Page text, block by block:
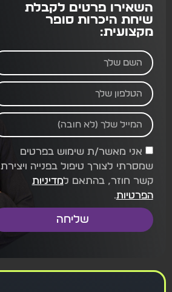
השאירו פרטים לקבלת
שיחת היכרות סופר
מקצועית:
אני מאשר/ת שימוש בפרטים
שמסרתי לצורך טיפול בפנייה ויצירת
קשר חוזר, בהתאם למדיניות
הפרטיות.
שליחה